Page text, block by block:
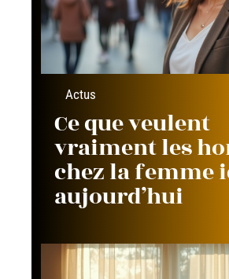
Actus
Ce que veulent
vraiment les
chez la femme
aujourd’hui